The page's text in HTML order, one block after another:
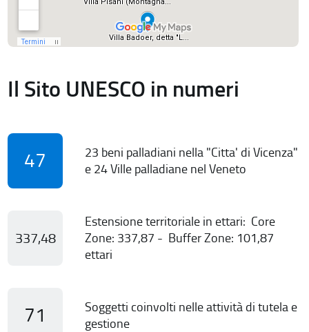
Il Sito UNESCO in numeri
47
23 beni palladiani nella "Citta' di Vicenza"
e 24 Ville palladiane nel Veneto
337,48
Estensione territoriale in ettari: Core
Zone: 337,87 - Buffer Zone: 101,87
ettari
71
Soggetti coinvolti nelle attività di tutela e
gestione